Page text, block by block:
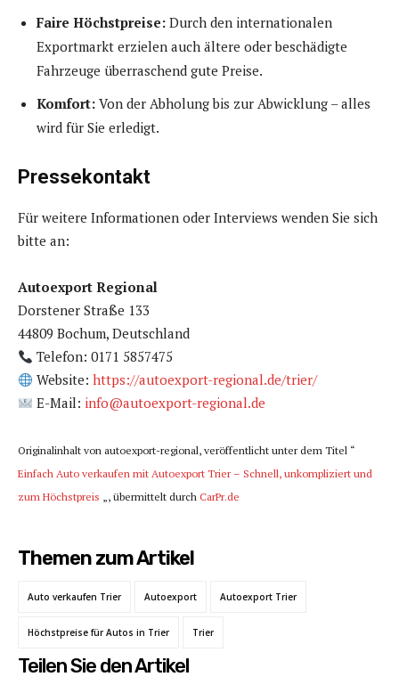
Faire Höchstpreise: Durch den internationalen
Exportmarkt erzielen auch ältere oder beschädigte
Fahrzeuge überraschend gute Preise.
Komfort: Von der Abholung bis zur Abwicklung – alles
wird für Sie erledigt.
Pressekontakt
Für weitere Informationen oder Interviews wenden Sie sich
bitte an:
Autoexport Regional
Dorstener Straße 133
44809 Bochum, Deutschland
Telefon: 0171 5857475
Website:https://autoexport-regional.de/trier/
E-Mail: info@autoexport-regional.de
Originalinhalt von autoexport-regional, veröffentlicht unter dem Titel “
Einfach Auto verkaufen mit Autoexport Trier – Schnell, unkompliziert und
zum Höchstpreis „, übermittelt durch CarPr.de
Themen zum Artikel
Auto verkaufen Trier Autoexport Autoexport Trier
Höchstpreise für Autos in Trier Trier
Teilen Sie den Artikel